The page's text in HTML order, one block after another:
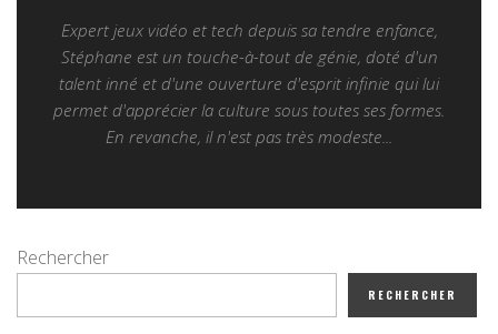
Expert jeux vidéo et tech depuis sa tendre enfance,
Stéphane est un touche-à-tout de génie, doté d'un
talent inné et d'une ouverture d'esprit infinie qui lui
permet d'apprécier la culture sous toutes ses formes.
En revanche, il n'est pas très modeste...
Rechercher
RECHERCHER